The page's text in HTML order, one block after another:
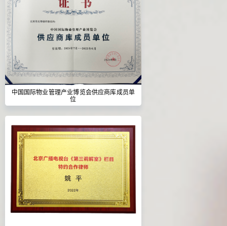
中国国际物业管理产业博览会供应商库成员单
位